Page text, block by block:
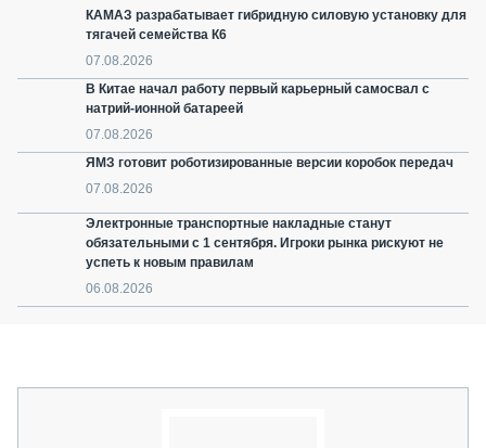
КАМАЗ разрабатывает гибридную силовую установку для
тягачей семейства К6
07.08.2026
В Китае начал работу первый карьерный самосвал с
натрий-ионной батареей
07.08.2026
ЯМЗ готовит роботизированные версии коробок передач
07.08.2026
Электронные транспортные накладные станут
обязательными с 1 сентября. Игроки рынка рискуют не
успеть к новым правилам
06.08.2026